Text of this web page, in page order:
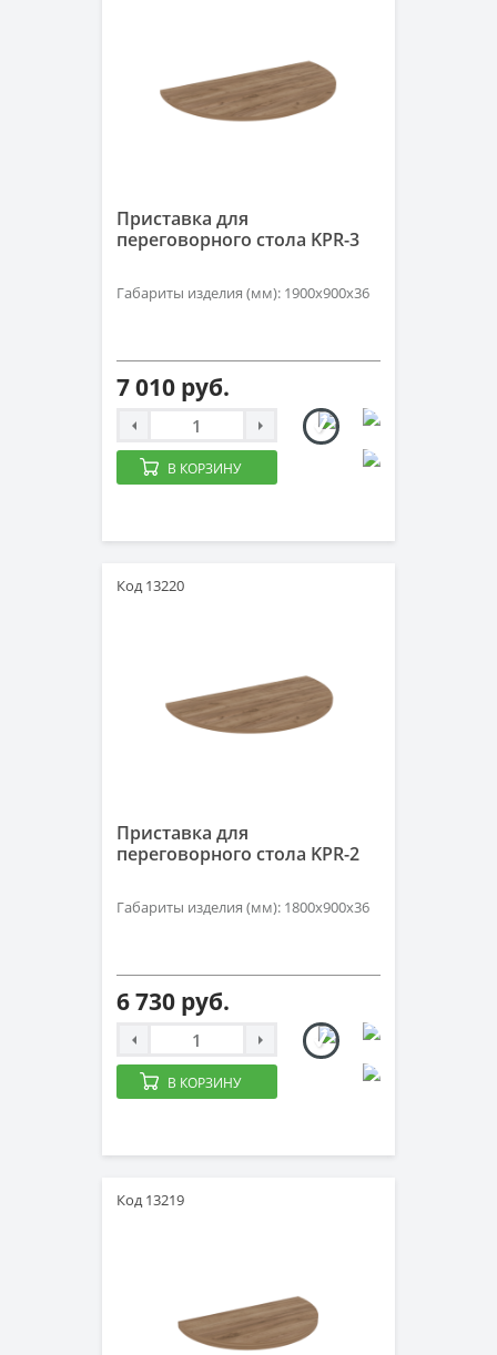
Приставка для
переговорного стола KPR-3
Габариты изделия (мм): 1900х900х36
7 010 руб.
В КОРЗИНУ
Код 13220
Приставка для
переговорного стола KPR-2
Габариты изделия (мм): 1800х900х36
6 730 руб.
В КОРЗИНУ
Код 13219